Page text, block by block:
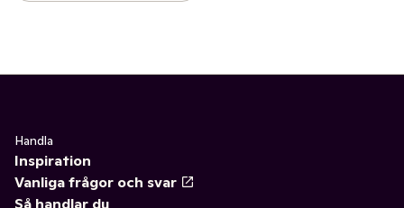
Handla
Inspiration
Vanliga frågor och svar
Så handlar du